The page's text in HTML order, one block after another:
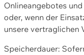
Onlineangebotes
oder, wenn der
unsere vertraglichen
Speicherdauer: